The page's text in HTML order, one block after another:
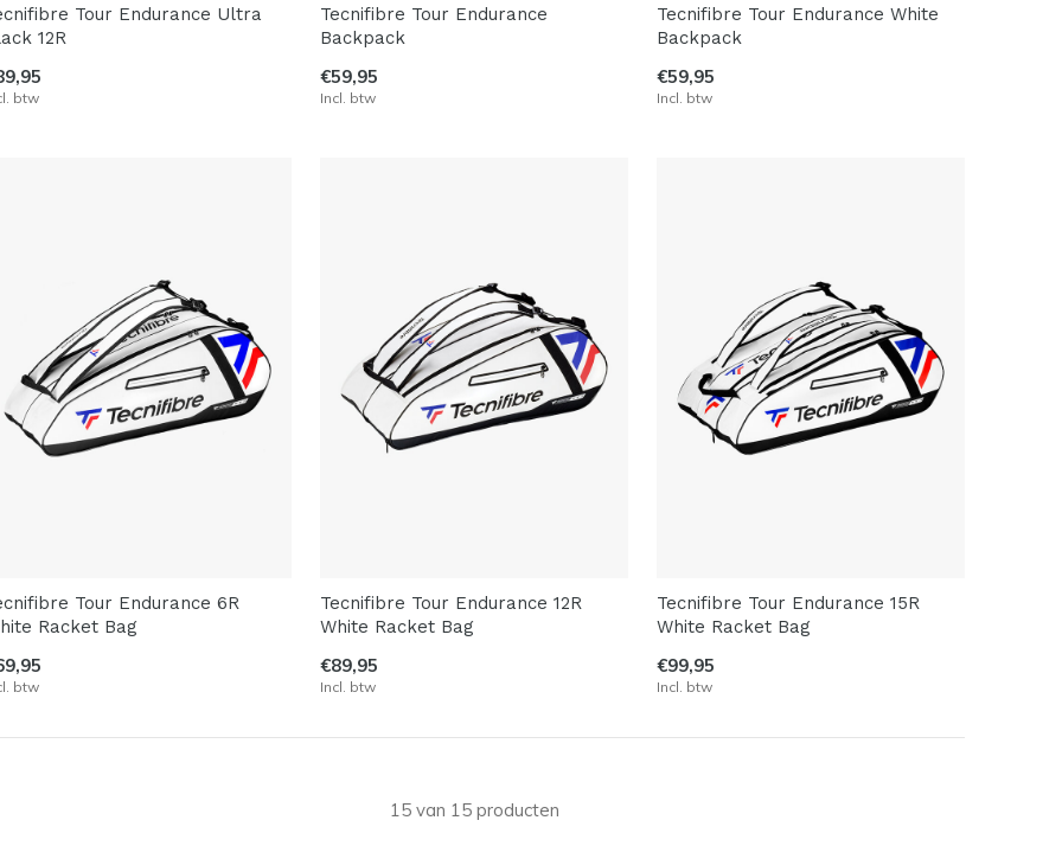
Tour Endurance Ultra
12R
btw
Tecnifibre Tour Endurance
Backpack
€59,95
Incl. btw
Tecnifibre Tour Endurance White
Backpack
€59,95
Incl. btw
Tour Endurance 6R
Racket Bag
btw
Tecnifibre Tour Endurance 12R
White Racket Bag
€89,95
Incl. btw
Tecnifibre Tour Endurance 15R
White Racket Bag
€99,95
Incl. btw
15 van 15 producten